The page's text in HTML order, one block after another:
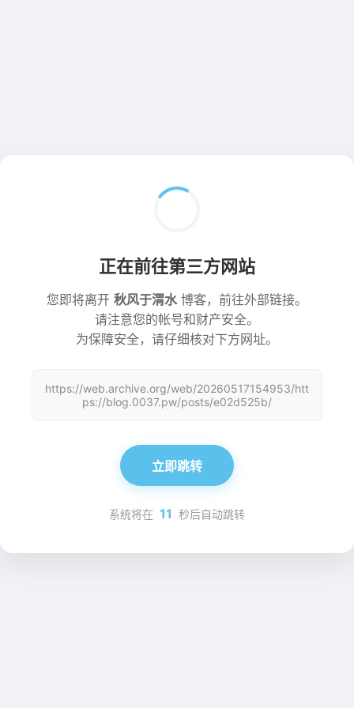
正在前往第三方网站
您即将离开 秋风于渭水博客，前往外部链接。
请注意您的帐号和财产安全。
为保障安全，请仔细核对下方网址。
https://web.archive.org/web/20260517154953/htt
ps://blog.0037.pw/posts/e02d525b/
立即跳转
系统将在 11 秒后自动跳转